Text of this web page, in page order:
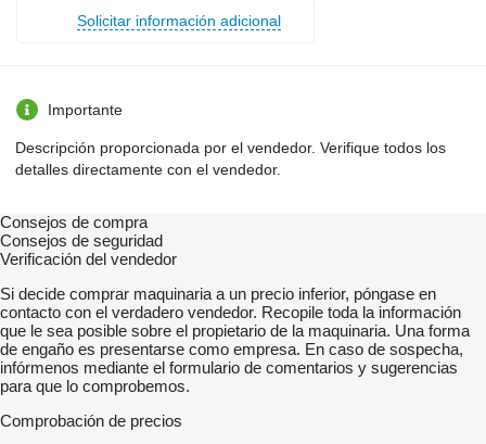
Solicitar información adicional
Importante
Descripción proporcionada por el vendedor. Verifique todos los
detalles directamente con el vendedor.
Consejos de compra
Consejos de seguridad
Verificación del vendedor
Si decide comprar maquinaria a un precio inferior, póngase en
contacto con el verdadero vendedor. Recopile toda la información
que le sea posible sobre el propietario de la maquinaria. Una forma
de engaño es presentarse como empresa. En caso de sospecha,
infórmenos mediante el formulario de comentarios y sugerencias
para que lo comprobemos.
Comprobación de precios